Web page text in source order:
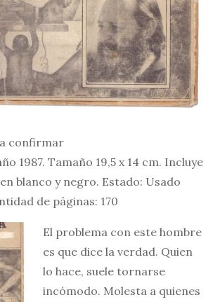
confirmar
1987. Tamaño 19,5 x 14 cm. Incluye
blanco y negro. Estado: Usado
de páginas: 170
El problema con este hombre
es que dice la verdad. Quien
lo hace, suele tornarse
incómodo. Molesta a quienes